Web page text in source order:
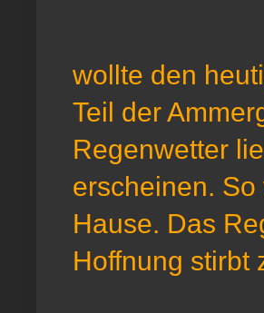
wollte den
Teil der
Regenwetter
erscheinen.
Hause. Das
Hoffnung stirbt